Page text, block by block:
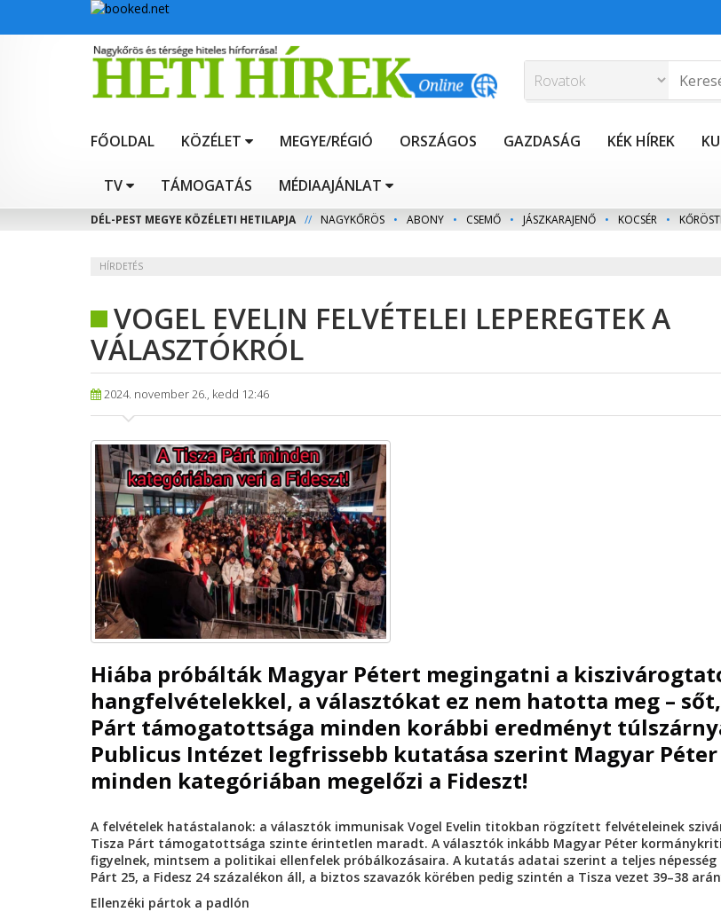
FŐOLDAL KÖZÉLET MEGYE/RÉGIÓ ORSZÁGOS GAZDASÁG KÉK HÍREK
TV TÁMOGATÁS MÉDIAAJÁNLAT
DÉL-PEST MEGYE KÖZÉLETI HETILAPJA // NAGYKŐRÖS • ABONY • CSEMŐ • JÁSZKARAJENŐ • KOCSÉR •
HÍRDETÉS
VOGEL EVELIN FELVÉTELEI LEPEREGTEK A
VÁLASZTÓKRÓL
2024. november 26., kedd 12:46
Hiába próbálták Magyar Pétert megingatni a
hangfelvételekkel, a választókat ez nem hatotta meg – sőt,
Párt támogatottsága minden korábbi eredményt
Publicus Intézet legfrissebb kutatása szerint Magyar
minden kategóriában megelőzi a Fideszt!
A felvételek hatástalanok: a választók immunisak Vogel Evelin titokban rögzített felvételeinek
Tisza Párt támogatottsága szinte érintetlen maradt. A választók inkább Magyar Péter
figyelnek, mintsem a politikai ellenfelek próbálkozásaira. A kutatás adatai szerint a teljes népesség
Párt 25, a Fidesz 24 százalékon áll, a biztos szavazók körében pedig szintén a Tisza vezet 39–38
Ellenzéki pártok a padlón